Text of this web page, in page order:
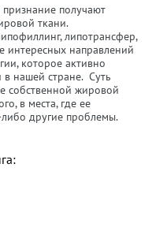
получают
ткани.
липотрансфер,
интересных направлений
которое активно
в нашей стране. Суть
собственной жировой
в места, где ее
другие проблемы.